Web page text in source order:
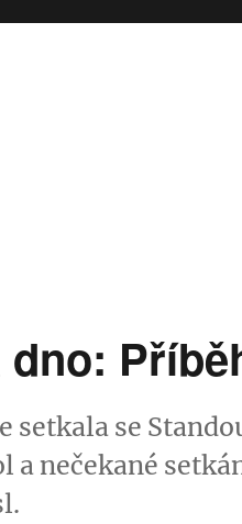
setkala se
a nečekané